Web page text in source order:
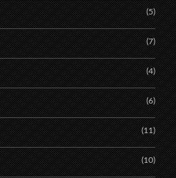
(5)
(7)
(4)
(6)
(11)
(10)